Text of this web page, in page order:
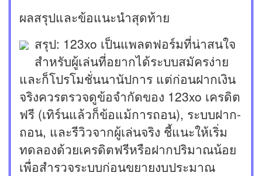
ผลสรุปและข้อแนะนำสุดท้าย
สรุป: 123xo เป็นแพลตฟอร์มที่น่าสนใจ
สำหรับผู้เล่นที่อยากได้ระบบสมัครง่าย
และก็โปรโมชั่นนานัปการ แต่ก่อนฝากเงิน
จริงควรตรวจดูข้อจำกัดของ 123xo เครดิต
ฟรี (เทิร์นแล้วก็ข้อแม้การถอน), ระบบฝาก-
ถอน, และรีวิวจากผู้เล่นจริง ชี้แนะให้เริ่ม
ทดลองด้วยเครดิตฟรีหรือฝากปริมาณน้อย
เพื่อสำรวจระบบก่อนขยายงบประมาณ